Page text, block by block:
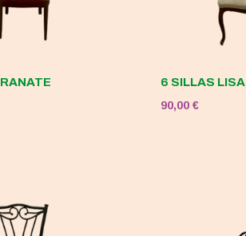
6 SILLAS LISA
90,00 €